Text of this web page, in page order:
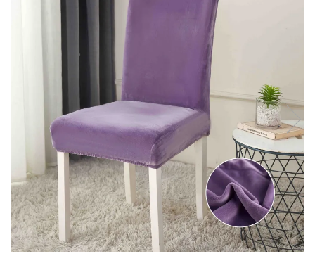
Lenjerii de pat Bumbac Poplin
Lenjerii de pat Damasc
Lenjerii de pat Finet + 2 Draperii
Lenjerii de pat Finet cu PLIURI
Lenjerii de pat finet Home
Lenjerii de pat Saten 4 piese cu
elastic